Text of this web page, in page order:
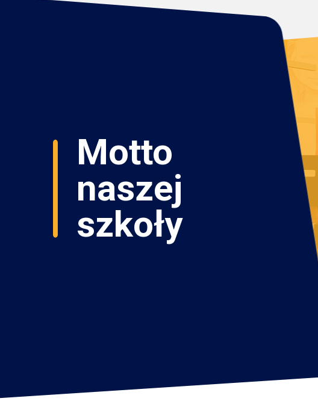
Motto
naszej
szkoły